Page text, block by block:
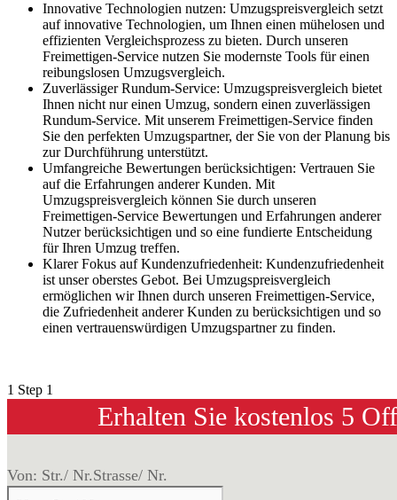
Innovative Technologien nutzen: Umzugspreisvergleich setzt
auf innovative Technologien, um Ihnen einen mühelosen und
effizienten Vergleichsprozess zu bieten. Durch unseren
Freimettigen-Service nutzen Sie modernste Tools für einen
reibungslosen Umzugsvergleich.
Zuverlässiger Rundum-Service: Umzugspreisvergleich bietet
Ihnen nicht nur einen Umzug, sondern einen zuverlässigen
Rundum-Service. Mit unserem Freimettigen-Service finden
Sie den perfekten Umzugspartner, der Sie von der Planung bis
zur Durchführung unterstützt.
Umfangreiche Bewertungen berücksichtigen: Vertrauen Sie
auf die Erfahrungen anderer Kunden. Mit
Umzugspreisvergleich können Sie durch unseren
Freimettigen-Service Bewertungen und Erfahrungen anderer
Nutzer berücksichtigen und so eine fundierte Entscheidung
für Ihren Umzug treffen.
Klarer Fokus auf Kundenzufriedenheit: Kundenzufriedenheit
ist unser oberstes Gebot. Bei Umzugspreisvergleich
ermöglichen wir Ihnen durch unseren Freimettigen-Service,
die Zufriedenheit anderer Kunden zu berücksichtigen und so
einen vertrauenswürdigen Umzugspartner zu finden.
1 Step 1
Erhalten Sie kostenlos 5
Von: Str./ Nr.Strasse/ Nr.